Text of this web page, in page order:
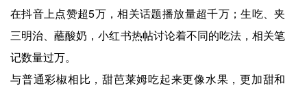
在抖音上点赞超5万，相关话题播放量超千万；生吃、夹
三明治、蘸酸奶，小红书热帖讨论着不同的吃法，相关笔
记数量过万。
与普通彩椒相比，甜芭莱姆吃起来更像水果，更加甜和